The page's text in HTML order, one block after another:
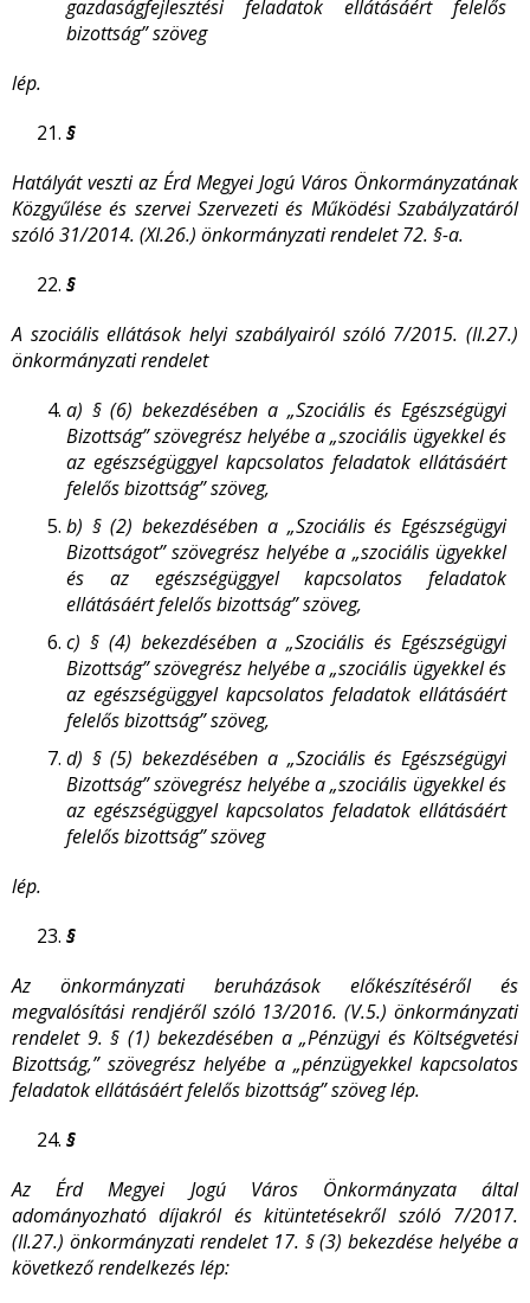
gazdaságfejlesztési feladatok ellátásáért felelős
bizottság” szöveg
lép.
§
Hatályát veszti az Érd Megyei Jogú Város Önkormányzatának
Közgyűlése és szervei Szervezeti és Működési Szabályzatáról
szóló 31/2014. (XI.26.) önkormányzati rendelet 72. §-a.
§
A szociális ellátások helyi szabályairól szóló 7/2015. (II.27.)
önkormányzati rendelet
a) § (6) bekezdésében a „Szociális és Egészségügyi
Bizottság” szövegrész helyébe a „szociális ügyekkel és
az egészségüggyel kapcsolatos feladatok ellátásáért
felelős bizottság” szöveg,
b) § (2) bekezdésében a „Szociális és Egészségügyi
Bizottságot” szövegrész helyébe a „szociális ügyekkel
és az egészségüggyel kapcsolatos feladatok
ellátásáért felelős bizottság” szöveg,
c) § (4) bekezdésében a „Szociális és Egészségügyi
Bizottság” szövegrész helyébe a „szociális ügyekkel és
az egészségüggyel kapcsolatos feladatok ellátásáért
felelős bizottság” szöveg,
d) § (5) bekezdésében a „Szociális és Egészségügyi
Bizottság” szövegrész helyébe a „szociális ügyekkel és
az egészségüggyel kapcsolatos feladatok ellátásáért
felelős bizottság” szöveg
lép.
§
Az önkormányzati beruházások előkészítéséről és
megvalósítási rendjéről szóló 13/2016. (V.5.) önkormányzati
rendelet 9. § (1) bekezdésében a „Pénzügyi és Költségvetési
Bizottság,” szövegrész helyébe a „pénzügyekkel kapcsolatos
feladatok ellátásáért felelős bizottság” szöveg lép.
§
Az Érd Megyei Jogú Város Önkormányzata által
adományozható díjakról és kitüntetésekről szóló 7/2017.
(II.27.) önkormányzati rendelet 17. § (3) bekezdése helyébe a
következő rendelkezés lép: